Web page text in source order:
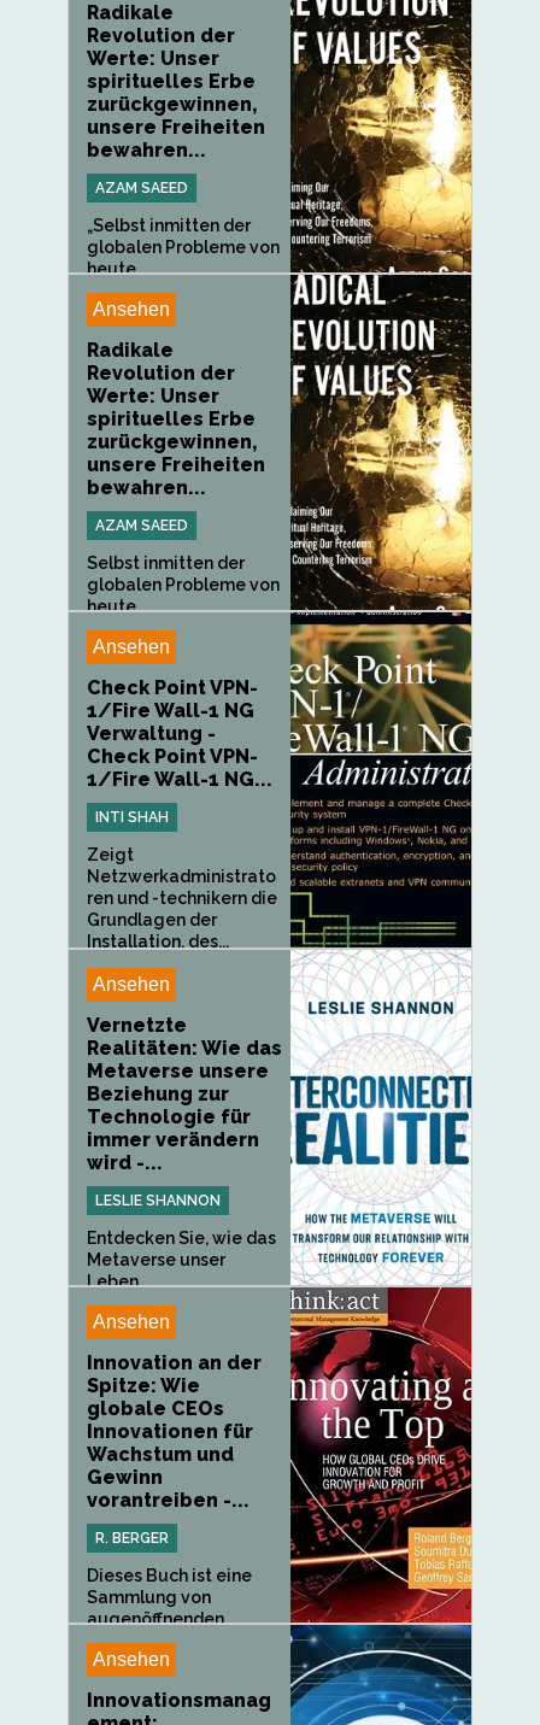
Radikale
Revolution der
Werte: Unser
spirituelles Erbe
zurückgewinnen,
unsere Freiheiten
bewahren...
AZAM SAEED
„Selbst inmitten der
globalen Probleme von
heute...
Ansehen
Radikale
Revolution der
Werte: Unser
spirituelles Erbe
zurückgewinnen,
unsere Freiheiten
bewahren...
AZAM SAEED
Selbst inmitten der
globalen Probleme von
heute...
Ansehen
Check Point VPN-
1/Fire Wall-1 NG
Verwaltung -
Check Point VPN-
1/Fire Wall-1 NG...
INTI SHAH
Zeigt
Netzwerkadministrato
ren und -technikern die
Grundlagen der
Installation, des...
Ansehen
Vernetzte
Realitäten: Wie das
Metaverse unsere
Beziehung zur
Technologie für
immer verändern
wird -...
LESLIE SHANNON
Entdecken Sie, wie das
Metaverse unser
Leben...
Ansehen
Innovation an der
Spitze: Wie
globale CEOs
Innovationen für
Wachstum und
Gewinn
vorantreiben -...
R. BERGER
Dieses Buch ist eine
Sammlung von
augenöffnenden...
Ansehen
Innovationsmanag